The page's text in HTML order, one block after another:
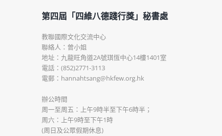
第四屆「四維八德踐行獎」秘書處
教聯國際文化交流中心
聯絡人：曾小姐
地址：九龍旺角道2A號琪恆中心14樓1401室
電話：(852)2771-3113
電郵：hannahtsang@hkfew.org.hk
辦公時間
周一至周五：上午9時半至下午6時半；
周六：上午9時至下午1時
(周日及公眾假期休息)